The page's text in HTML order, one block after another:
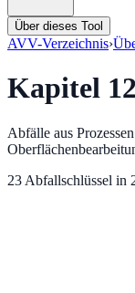
Über dieses Tool
AVV-Verzeichnis›
Kapitel 12
Abfälle aus
23 Abfallschlüssel in